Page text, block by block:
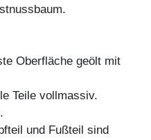
Oberfläche geölt mit
Teile vollmassiv.
und Fußteil sind